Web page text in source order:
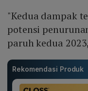
"Kedua dampak
potensi
paruh kedua
Rekomendasi Produk